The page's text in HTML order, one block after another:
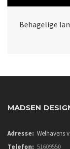
Behagelige
MADSEN
Adresse: Welhavens
Telefon: 51609550